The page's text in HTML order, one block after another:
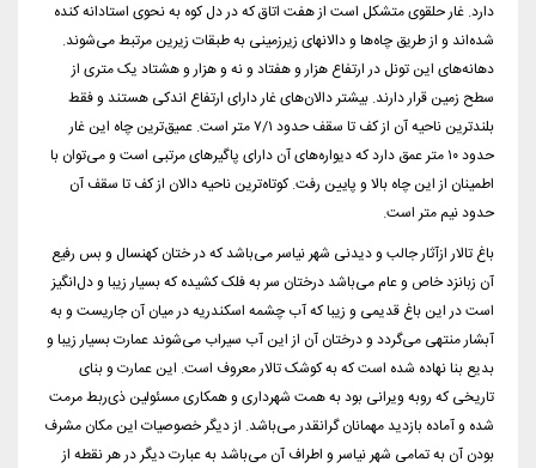
دارد. غار حلقوی متشکل است از هفت اتاق که در دل کوه به نحوی استادانه کنده
شده‌اند و از طریق چاه‌ها و دالانهای زیرزمینی به طبقات زیرین مرتبط می‌شوند.
دهانه‌های این تونل در ارتفاع هزار و هفتاد و نه و هزار و هشتاد یک متری از
سطح زمین قرار دارند. بیشتر دالان‌های غار دارای ارتفاع اندکی هستند و فقط
بلندترین ناحیه آن از کف تا سقف حدود ۷/۱ متر است. عمیق‌ترین چاه این غار
حدود ۱۰ متر عمق دارد که دیواره‌های آن دارای پاگیرهای مرتبی است و می‌توان با
اطمینان از این چاه بالا و پایین رفت. کوتاه‌ترین ناحیه دالان از کف تا سقف آن
حدود نیم متر است.
باغ تالار ازآثار جالب و دیدنی شهر نیاسر می‌باشد که در ختان کهنسال و بس رفیع
آن زبانزد خاص و عام می‌باشد درختان سر به فلک کشیده که بسیار زیبا و دل‌انگیز
است در این باغ قدیمی و زیبا که آب چشمه اسکندریه در میان آن جاریست و به
آبشار منتهی می‌گردد و درختان آن از این آب سیراب می‌شوند عمارت بسیار زیبا و
بدیع بنا نهاده شده است که به کوشک تالار معروف است. این عمارت و بنای
تاریخی که روبه ویرانی بود به همت شهرداری و همکاری مسئولین ذی‌ربط مرمت
شده و آماده بازدید مهمانان گرانقدر می‌باشد. از دیگر خصوصیات این مکان مشرف
بودن آن به تمامی شهر نیاسر و اطراف آن می‌باشد به عبارت دیگر در هر نقطه از